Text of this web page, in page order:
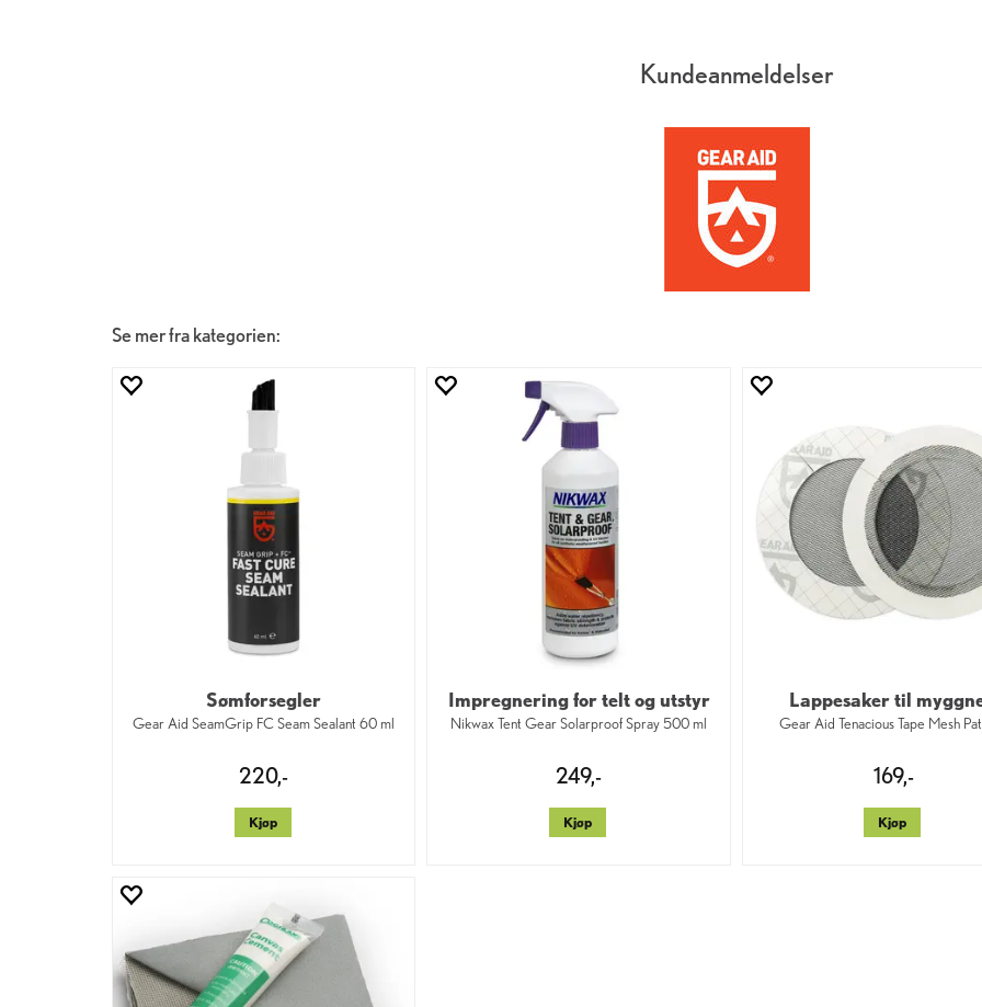
Kundeanmeldelser
Se mer fra kategorien:
Sømforsegler
Gear Aid SeamGrip FC Seam Sealant 60 ml
220,-
Kjøp
Impregnering for telt og utstyr
Nikwax Tent Gear Solarproof Spray 500 ml
249,-
Kjøp
Lappesaker til
Gear Aid Tenacious Tape Mesh
169,-
Kjøp